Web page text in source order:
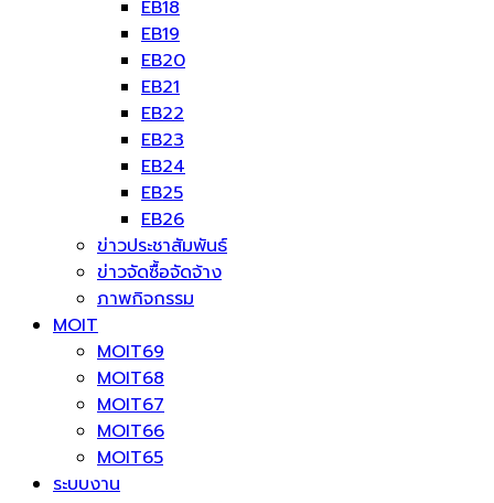
EB18
EB19
EB20
EB21
EB22
EB23
EB24
EB25
EB26
ข่าวประชาสัมพันธ์
ข่าวจัดซื้อจัดจ้าง
ภาพกิจกรรม
MOIT
MOIT69
MOIT68
MOIT67
MOIT66
MOIT65
ระบบงาน